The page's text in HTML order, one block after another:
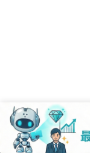
RANKING